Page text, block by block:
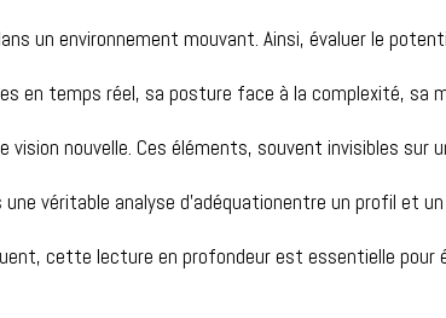
un environnement mouvant.Ainsi, évaluer le
en temps réel, sa posture face à la complexité, sa
vision nouvelle.Ces éléments, souvent invisibles sur
véritable analyse d’adéquationentre un profil et
cette lecture en profondeur est essentielle